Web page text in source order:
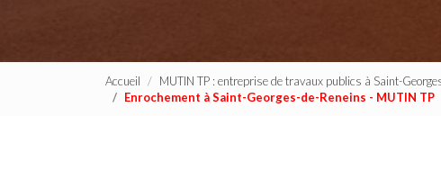
Accueil MUTIN TP : entreprise de travaux publics à Saint-
Enrochement à Saint-Georges-de-Reneins - MUTIN TP